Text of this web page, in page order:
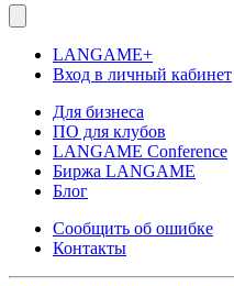
LANGAME+
Вход в личный кабинет
Для бизнеса
ПО для клубов
LANGAME Conference
Биржа LANGAME
Блог
Сообщить об ошибке
Контакты